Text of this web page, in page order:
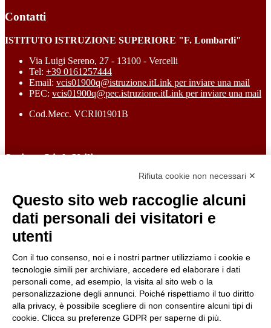
Contatti
ISTITUTO ISTRUZIONE SUPERIORE "F. Lombardi"
Via Luigi Sereno, 27 - 13100 - Vercelli
Tel: +39 0161257444
Email: vcis01900q@istruzione.itLink per inviare una mail
PEC: vcis01900q@pec.istruzione.itLink per inviare una mail
Cod.Mecc. VCRI01901B
Sezione Link Utili
Informativa Privacy
Ufficio Relazioni con il Pubblico
Dichiarazione di accessibilità
Obiettivi di accessibilità
Gestione consensi cookie
Amministrazione trasparente
Pagina visualizzata
234217 volte
Sezione Copyright
Rifiuta cookie non necessari ✕
Questo sito web raccoglie alcuni
dati personali dei visitatori e
utenti
Con il tuo consenso, noi e i nostri partner utilizziamo i cookie e
tecnologie simili per archiviare, accedere ed elaborare i dati
personali come, ad esempio, la visita al sito web o la
personalizzazione degli annunci. Poiché rispettiamo il tuo diritto
alla privacy, è possibile scegliere di non consentire alcuni tipi di
cookie. Clicca su preferenze GDPR per saperne di più.